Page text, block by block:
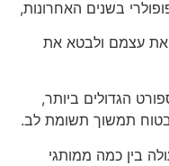
בשנים האחרונות,
את עצמם ולבטא את
הגדולים ביותר,
תמשוך תשומת לב.
בין כמה ממותגי